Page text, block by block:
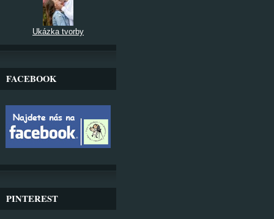
Ukázka tvorby
FACEBOOK
PINTEREST